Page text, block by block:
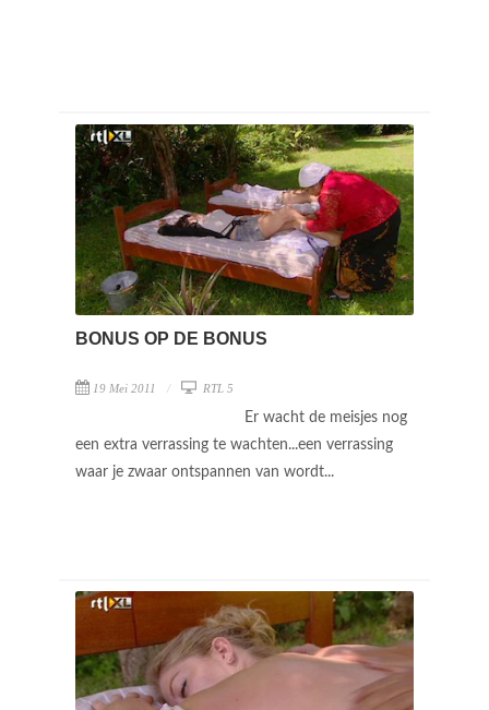
BONUS OP DE BONUS
19 Mei 2011 RTL 5
Er wacht de meisjes nog
een extra verrassing te wachten...een verrassing
waar je zwaar ontspannen van wordt...